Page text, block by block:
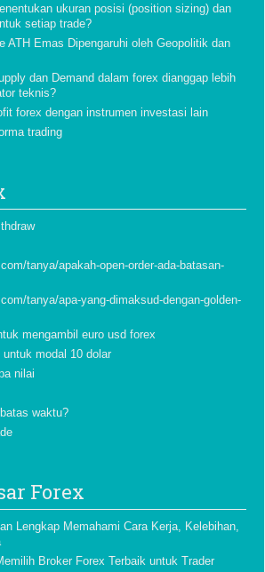
ukuran posisi (position sizing) dan
setiap trade?
ATH Emas Dipengaruhi oleh Geopolitik dan
dan Demand dalam forex dianggap lebih
teknis?
forex dengan instrumen investasi lain
trading
tanya/apakah-open-order-ada-batasan-
tanya/apa-yang-dimaksud-dengan-golden-
mengambil euro usd forex
modal 10 dolar
nilai
waktu?
Forex
Lengkap Memahami Cara Kerja, Kelebihan,
Broker Forex Terbaik untuk Trader